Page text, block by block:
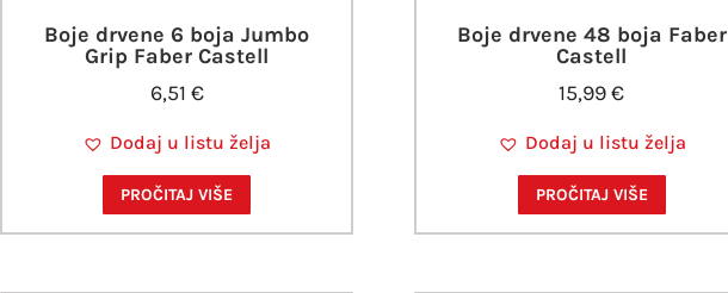
Boje drvene 6 boja Jumbo
Grip Faber Castell
6,51 €
Dodaj u listu želja
PROČITAJ VIŠE
Boje drvene 48 boja Faber
Castell
15,99€
Dodaj u listu želja
PROČITAJ VIŠE